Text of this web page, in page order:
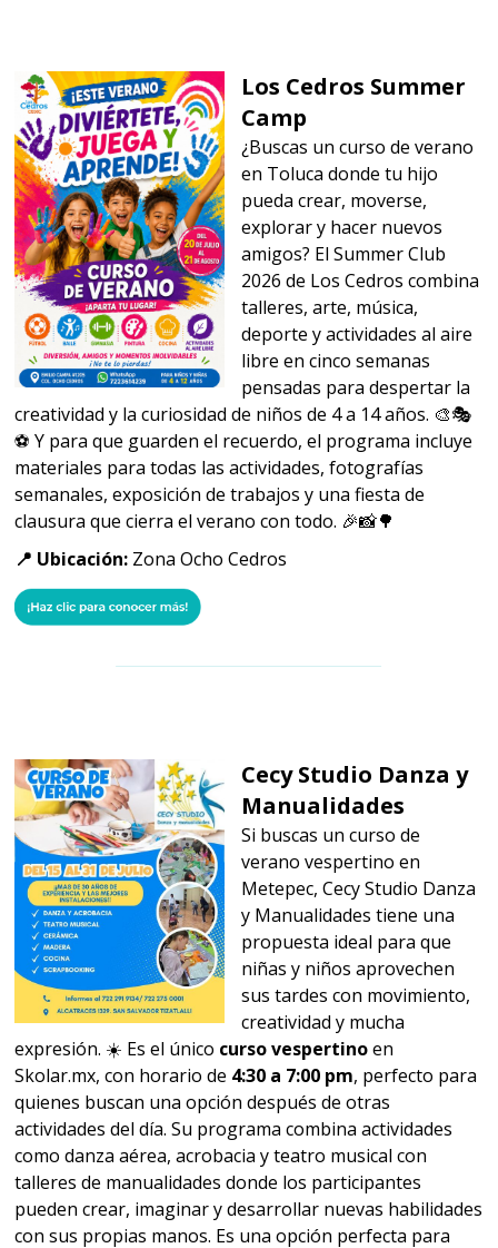
Los Cedros Summer
Camp
¿Buscas un curso de verano
en Toluca donde tu hijo
pueda crear, moverse,
explorar y hacer nuevos
amigos? El Summer Club
2026 de Los Cedros combina
talleres, arte, música,
deporte y actividades al aire
libre en cinco semanas
pensadas para despertar la
creatividad y la curiosidad de niños de 4 a 14 años. 🎨🎭
⚽ Y para que guarden el recuerdo, el programa incluye
materiales para todas las actividades, fotografías
semanales, exposición de trabajos y una fiesta de
clausura que cierra el verano con todo. 🎉📸🌳
📍 Ubicación: Zona Ocho Cedros
Cecy Studio Danza y
Manualidades
Si buscas un curso de
verano vespertino en
Metepec, Cecy Studio Danza
y Manualidades tiene una
propuesta ideal para que
niñas y niños aprovechen
sus tardes con movimiento,
creatividad y mucha
expresión. ☀️ Es el único curso vespertinoen
Skolar.mx, con horario de 4:30 a 7:00 pm, perfecto para
quienes buscan una opción después de otras
actividades del día. Su programa combina actividades
como danza aérea, acrobacia y teatro musical con
talleres de manualidades donde los participantes
pueden crear, imaginar y desarrollar nuevas habilidades
con sus propias manos. Es una opción perfecta para